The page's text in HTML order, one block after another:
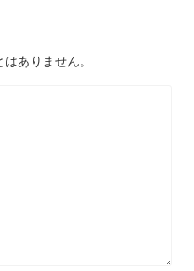
ありません。